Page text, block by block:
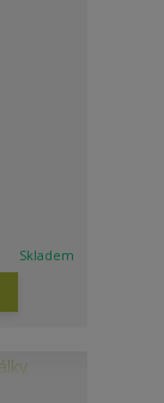
Skladem